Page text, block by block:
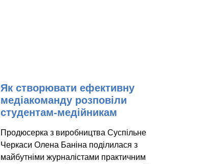
Як створювати ефективну
медіакоманду розповіли
студентам-медійникам
Продюсерка з виробництва Суспільне
Черкаси Олена Баніна поділилася з
майбутніми журналістами практичним